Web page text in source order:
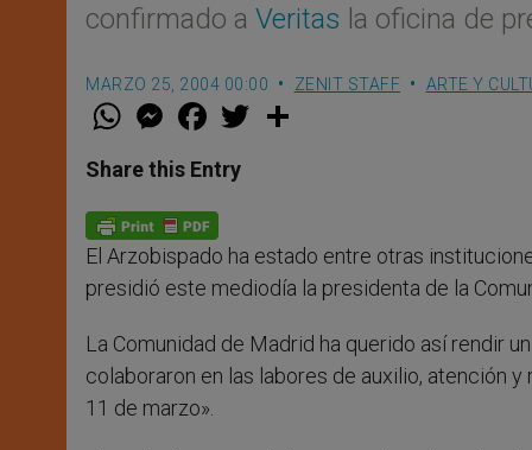
confirmado a Veritas la oficina de
MARZO 25, 2004 00:00 ZENIT STAFF ARTE Y
W
t
s
p
p
M
e
s
e
g
e
r
F
a
e
b
o
k
w
Share this Entry
El Arzobispado ha estado entre otras
presidió este mediodía la presidenta de la
La Comunidad de Madrid ha querido así rendir
colaboraron en las labores de auxilio, atención
11 de marzo».